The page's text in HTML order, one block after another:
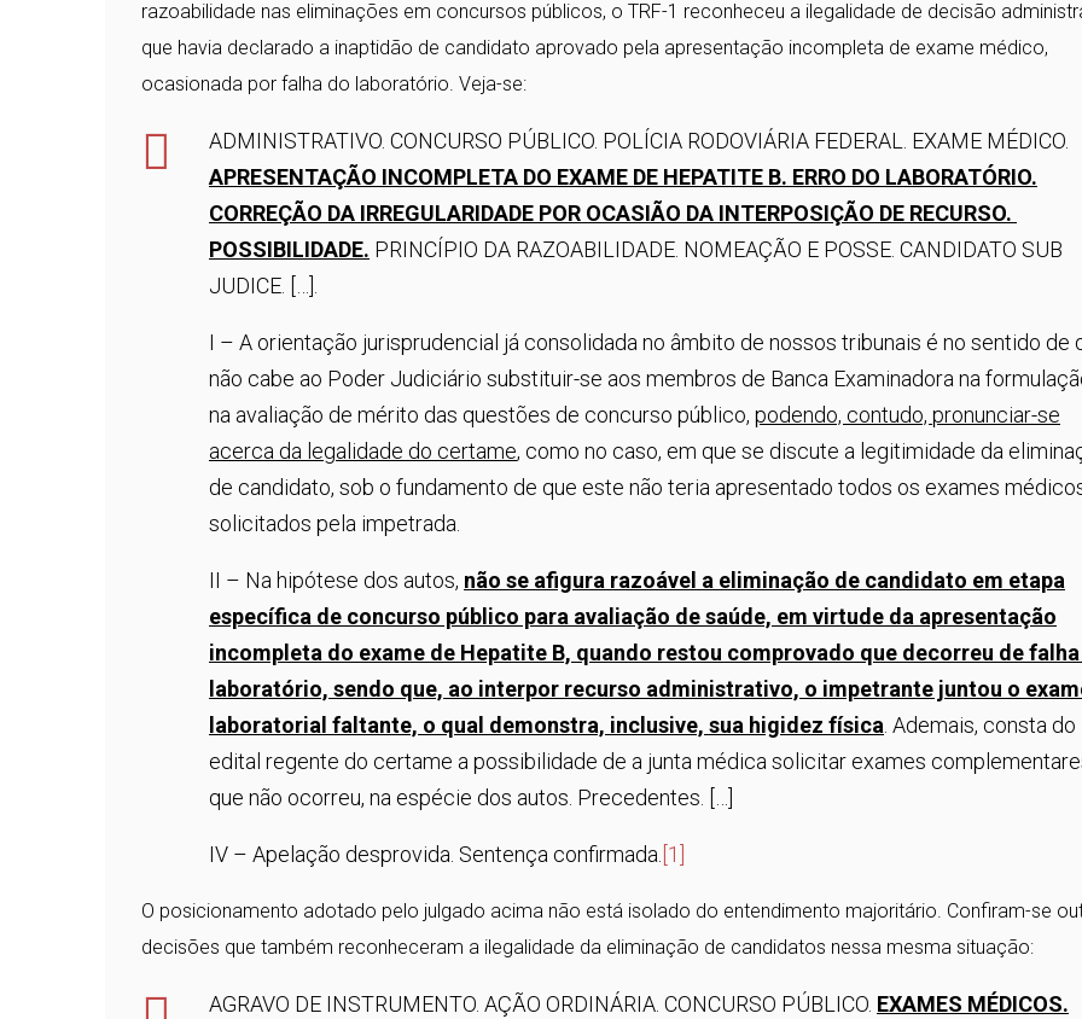
razoabilidade nas eliminações em concursos públicos, o TRF-1 reconheceu a ilegalidade de decisão
que havia declarado a inaptidão de candidato aprovado pela apresentação incompleta de exame médico,
ocasionada por falha do laboratório. Veja-se:
ADMINISTRATIVO. CONCURSO PÚBLICO. POLÍCIA RODOVIÁRIA FEDERAL. EXAME MÉDICO.
APRESENTAÇÃO INCOMPLETA DO EXAME DE HEPATITE B. ERRO DO LABORATÓRIO.
CORREÇÃO DA IRREGULARIDADE POR OCASIÃO DA INTERPOSIÇÃO DE RECURSO.
POSSIBILIDADE. PRINCÍPIO DA RAZOABILIDADE. NOMEAÇÃO E POSSE. CANDIDATO SUB
JUDICE. […].
I – A orientação jurisprudencial já consolidada no âmbito de nossos tribunais é no sentido de
não cabe ao Poder Judiciário substituir-se aos membros de Banca Examinadora na
na avaliação de mérito das questões de concurso público, podendo, contudo, pronunciar-se
acerca da legalidade do certame, como no caso, em que se discute a legitimidade da
de candidato, sob o fundamento de que este não teria apresentado todos os exames
solicitados pela impetrada.
II – Na hipótese dos autos, não se afigura razoável a eliminação de candidato em etapa
específica de concurso público para avaliação de saúde, em virtude da apresentação
incompleta do exame de Hepatite B, quando restou comprovado que decorreu de
laboratório, sendo que, ao interpor recurso administrativo, o impetrante juntou o
laboratorial faltante, o qual demonstra, inclusive, sua higidez física. Ademais, consta do
edital regente do certame a possibilidade de a junta médica solicitar exames
que não ocorreu, na espécie dos autos. Precedentes. […]
IV – Apelação desprovida. Sentença confirmada. [1]
O posicionamento adotado pelo julgado acima não está isolado do entendimento majoritário. Confiram-se
decisões que também reconheceram a ilegalidade da eliminação de candidatos nessa mesma situação:
AGRAVO DE INSTRUMENTO. AÇÃO ORDINÁRIA. CONCURSO PÚBLICO. EXAMES MÉDICOS.